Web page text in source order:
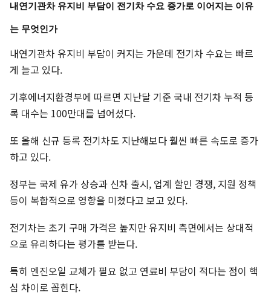
내연기관차 유지비 부담이 전기차 수요 증가로 이어지는 이유
는 무엇인가
내연기관차 유지비 부담이 커지는 가운데 전기차 수요는 빠르
게 늘고 있다.
기후에너지환경부에 따르면 지난달 기준 국내 전기차 누적 등
록 대수는 100만대를 넘어섰다.
또 올해 신규 등록 전기차도 지난해보다 훨씬 빠른 속도로 증가
하고 있다.
정부는 국제 유가 상승과 신차 출시, 업계 할인 경쟁, 지원 정책
등이 복합적으로 영향을 미쳤다고 보고 있다.
전기차는 초기 구매 가격은 높지만 유지비 측면에서는 상대적
으로 유리하다는 평가를 받는다.
특히 엔진오일 교체가 필요 없고 연료비 부담이 적다는 점이 핵
심 차이로 꼽힌다.